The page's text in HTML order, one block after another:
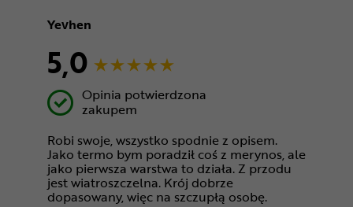
Yevhen
5,0
Opinia potwierdzona
zakupem
Robi swoje, wszystko spodnie z opisem.
Jako termo bym poradził coś z merynos, ale
jako pierwsza warstwa to działa. Z przodu
jest wiatroszczelna. Krój dobrze
dopasowany, więc na szczupłą osobę.